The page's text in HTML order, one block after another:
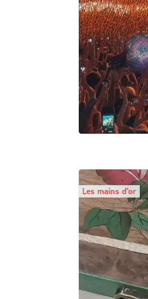
Les mains d’or